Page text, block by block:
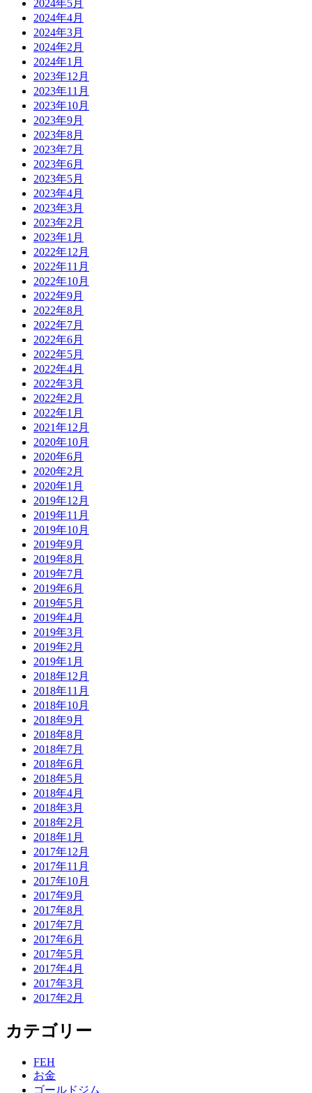
2024年5月
2024年4月
2024年3月
2024年2月
2024年1月
2023年12月
2023年11月
2023年10月
2023年9月
2023年8月
2023年7月
2023年6月
2023年5月
2023年4月
2023年3月
2023年2月
2023年1月
2022年12月
2022年11月
2022年10月
2022年9月
2022年8月
2022年7月
2022年6月
2022年5月
2022年4月
2022年3月
2022年2月
2022年1月
2021年12月
2020年10月
2020年6月
2020年2月
2020年1月
2019年12月
2019年11月
2019年10月
2019年9月
2019年8月
2019年7月
2019年6月
2019年5月
2019年4月
2019年3月
2019年2月
2019年1月
2018年12月
2018年11月
2018年10月
2018年9月
2018年8月
2018年7月
2018年6月
2018年5月
2018年4月
2018年3月
2018年2月
2018年1月
2017年12月
2017年11月
2017年10月
2017年9月
2017年8月
2017年7月
2017年6月
2017年5月
2017年4月
2017年3月
2017年2月
カテゴリー
FEH
お金
ゴールドジム